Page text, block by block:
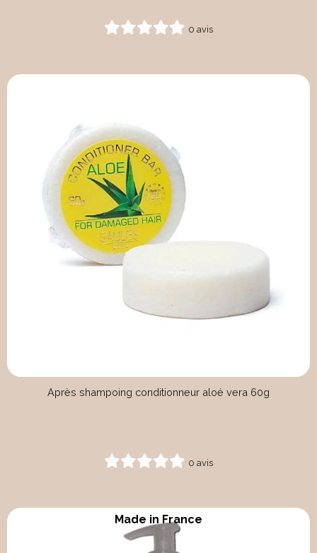
0 avis
Après shampoing conditionneur aloé vera 60g
0 avis
Made in France